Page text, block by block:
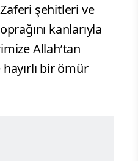
şehitleri ve
kanlarıyla
Allah’tan
bir ömür